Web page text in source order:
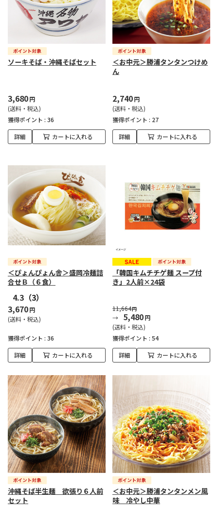
ソーキそば・沖縄そばセット
3,680円
(送料・税込)
獲得ポイント : 36
詳細 カートに入れる
＜お中元＞勝浦タンタンつけめ
ん
2,740円
(送料・税込)
獲得ポイント : 27
詳細 カートに入れる
＜ぴょんぴょん舎＞盛岡冷麺詰
合せＢ（６食）
4.3 （3）
3,670円
(送料・税込)
獲得ポイント : 36
詳細 カートに入れる
「韓国キムチチゲ麺 スープ付
き」2人前×24袋
11,664円
5,480円
(送料・税込)
獲得ポイント : 54
詳細 カートに入れる
沖縄そば半生麺 欲張り６人前
セット
＜お中元＞勝浦タンタンメン風
味 冷やし中華